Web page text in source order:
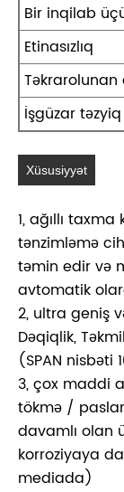
Bir inqilab
Etinasızlıq
Təkrarolunan
İşgüzar təzyiq
Xüsusiyyət
1, ağıllı
tənzimləmə
təmin edir və
avtomatik
2, ultra geniş
Dəqiqlik,
(SPAN nisbəti
3, çox maddi
tökmə /
davamlı olan
korroziyaya
mediada)